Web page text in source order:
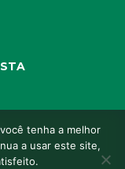
tenha a melhor
a usar este site,